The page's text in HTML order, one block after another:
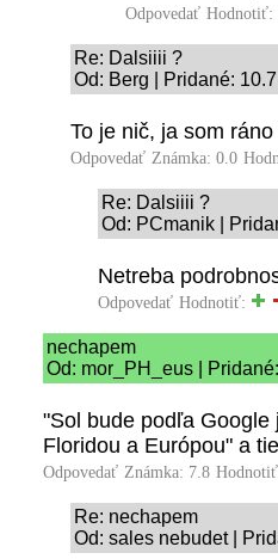
Odpovedať Hodnotiť:
Re: Dalsiiii ?
Od: Berg | Pridané:
To je nič, ja som
Odpovedať Známka: 0.0
Re: Dalsiiii ?
Od: PCmanik |
Netreba
Odpovedať Hodnotiť:
nechapem
Od: mor_PH_eus |
"Sol bude podľa
Floridou a Európou" a
Odpovedať Známka: 7.8
Re: nechapem
Od: sales nebudet |